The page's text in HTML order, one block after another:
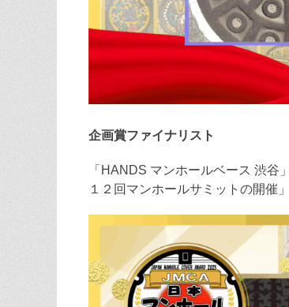
企画賞ファイナリスト
「HANDS マンホールベース 渋
１２回マンホールサミットの開催